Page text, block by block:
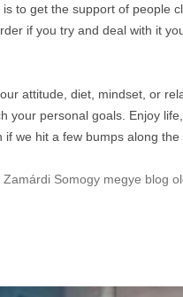
to get the support of people
if you try and deal with it
attitude, diet, mindset, or
your personal goals. Enjoy
we hit a few bumps along the
Somogy megye blog